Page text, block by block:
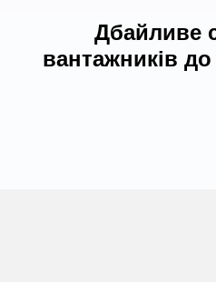
Дбайливе
вантажників